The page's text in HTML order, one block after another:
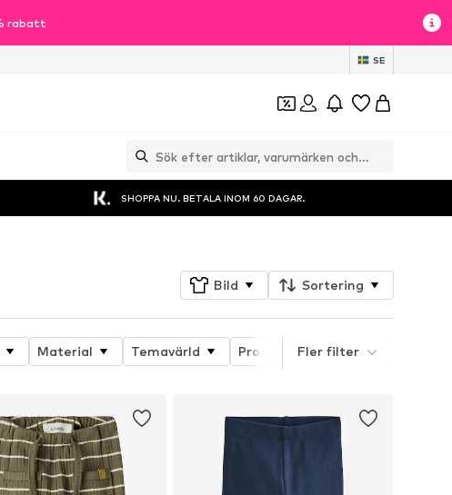
rabatt
SE
SHOPPA NU. BETALA INOM 60 DAGAR.
Bild Sortering
Material Temavärld Produktens egenskaper
Fler filter